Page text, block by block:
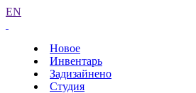
EN
Новое
Инвентарь
Задизайнено
Студия